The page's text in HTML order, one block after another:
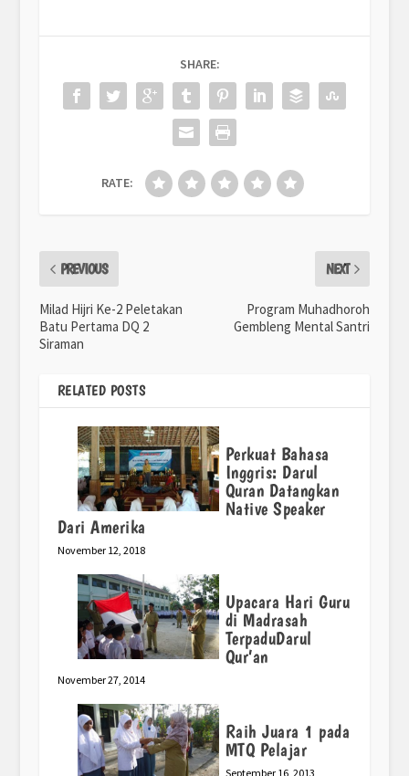
SHARE:
RATE:
PREVIOUS
Milad Hijri Ke-2 Peletakan
Batu Pertama DQ 2
Siraman
NEXT
Program Muhadhoroh
Gembleng Mental Santri
RELATED POSTS
Perkuat Bahasa
Inggris: Darul
Quran Datangkan
Native Speaker
Dari Amerika
November 12, 2018
Upacara Hari Guru
di Madrasah
TerpaduDarul
Qur’an
November 27, 2014
Raih Juara 1 pada
MTQ Pelajar
September 16, 2013